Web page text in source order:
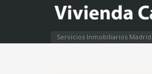
Servicios Inmobiliarios Madrid